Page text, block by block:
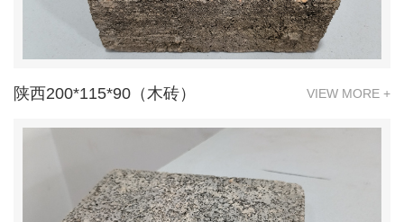
陕西200*115*90（木砖） VIEW MORE +